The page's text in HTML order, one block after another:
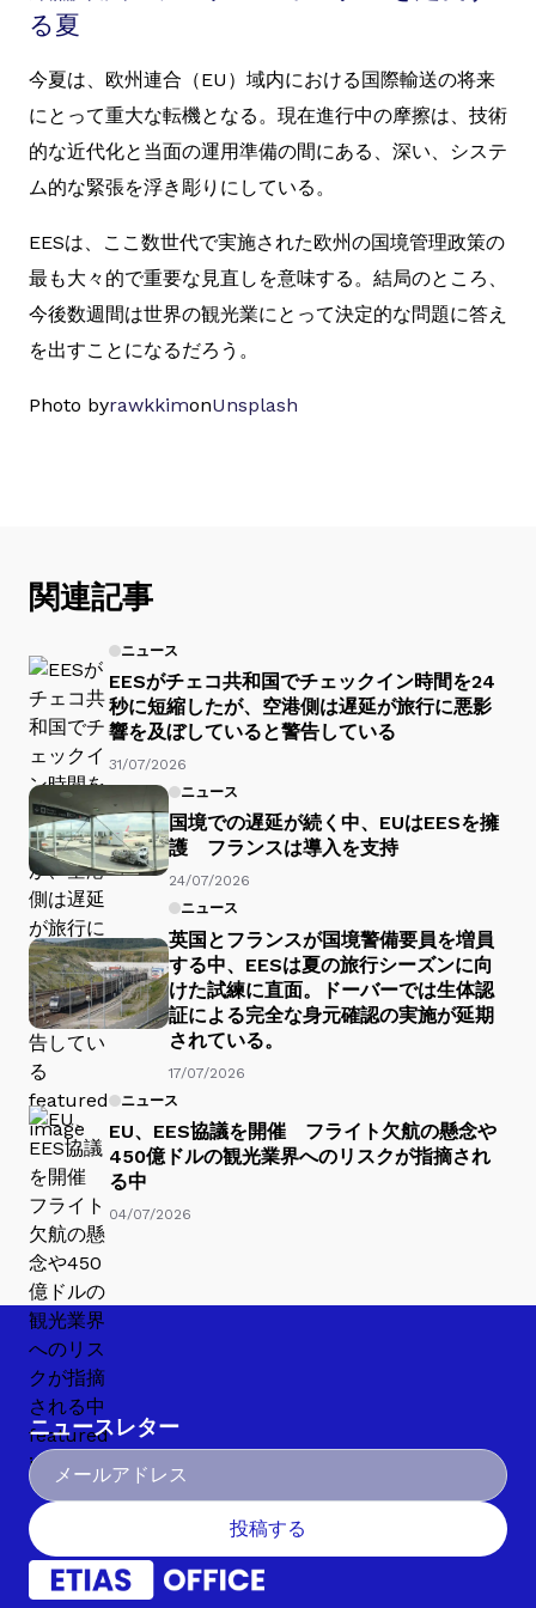
る夏
今夏は、欧州連合（EU）域内における国際輸送の将来
にとって重大な転機となる。現在進行中の摩擦は、技術
的な近代化と当面の運用準備の間にある、深い、システ
ム的な緊張を浮き彫りにしている。
EESは、ここ数世代で実施された欧州の国境管理政策の
最も大々的で重要な見直しを意味する。結局のところ、
今後数週間は世界の観光業にとって決定的な問題に答え
を出すことになるだろう。
Photo byrawkkimonUnsplash
関連記事
ニュース
EESがチェコ共和国でチェックイン時間を24
秒に短縮したが、空港側は遅延が旅行に悪影
響を及ぼしていると警告している
31/07/2026
ニュース
国境での遅延が続く中、EUはEESを擁
護 フランスは導入を支持
24/07/2026
ニュース
英国とフランスが国境警備要員を増員
する中、EESは夏の旅行シーズンに向
けた試練に直面。ドーバーでは生体認
証による完全な身元確認の実施が延期
されている。
17/07/2026
ニュース
EU、EES協議を開催 フライト欠航の懸念や
450億ドルの観光業界へのリスクが指摘され
る中
04/07/2026
ニュースレター
投稿する